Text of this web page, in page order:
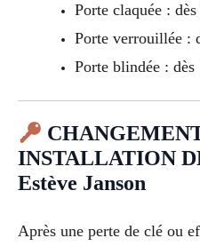
Porte claquée :
Porte verrouillée :
Porte blindée :
INSTALLATION
Estève Janson
Après une perte de clé ou